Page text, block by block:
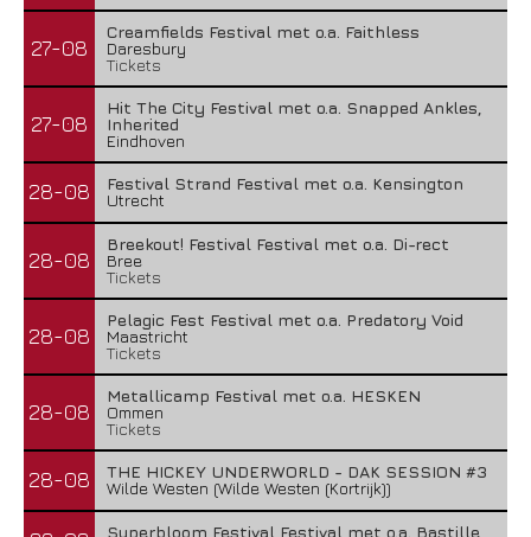
27-08
Creamfields Festival met o.a. Faithless
Daresbury
Tickets
27-08
Hit The City Festival met o.a. Snapped Ankles,
Inherited
Eindhoven
28-08
Festival Strand Festival met o.a. Kensington
Utrecht
28-08
Breekout! Festival Festival met o.a. Di-rect
Bree
Tickets
28-08
Pelagic Fest Festival met o.a. Predatory Void
Maastricht
Tickets
28-08
Metallicamp Festival met o.a. HESKEN
Ommen
Tickets
28-08
THE HICKEY UNDERWORLD - DAK SESSION #3
Wilde Westen (Wilde Westen (Kortrijk))
Superbloom Festival Festival met o.a. Bastille